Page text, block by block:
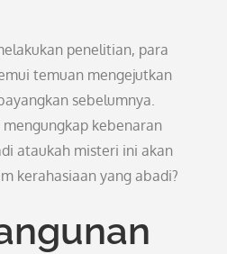
penelitian, para
temuan mengejutkan
sebelumnya.
kebenaran
ataukah misteri ini akan
kerahasiaan yang abadi?